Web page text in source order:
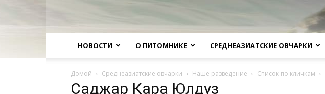
НОВОСТИ О ПИТОМНИКЕ СРЕДНЕАЗИАТСКИЕ ОВЧАРКИ
Домой Среднеазиатские овчарки Наше разведение Список по кличкам
Саджар Кара Юлдуз